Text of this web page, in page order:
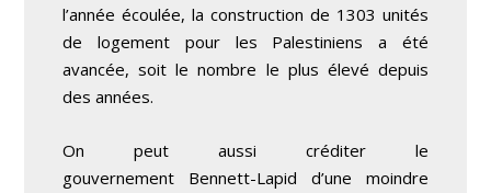
l’année écoulée, la construction de 1303 unités
de logement pour les Palestiniens a été
avancée, soit le nombre le plus élevé depuis
des années.
On peut aussi créditer le
gouvernement Bennett-Lapid d’une moindre